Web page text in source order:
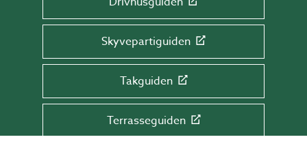
Skyvepartiguiden
Takguiden
Terrasseguiden